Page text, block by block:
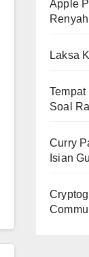
Apple
Laksa
Soal
Curry
Isian